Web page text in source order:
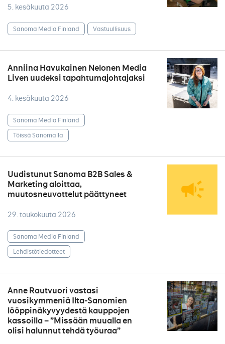
5. kesäkuuta 2026
Sanoma Media Finland Vastuullisuus
Anniina Havukainen Nelonen Media
Liven uudeksi tapahtumajohtajaksi
4. kesäkuuta 2026
Sanoma Media Finland
Töissä Sanomalla
Uudistunut Sanoma B2B Sales &
Marketing aloittaa,
muutosneuvottelut päättyneet
29. toukokuuta 2026
Sanoma Media Finland
Lehdistötiedotteet
Anne Rautvuori vastasi
vuosikymmeniä Ilta-Sanomien
lööppinäkyvyydestä kauppojen
kassoilla – ”Missään muualla en
olisi halunnut tehdä työuraa”